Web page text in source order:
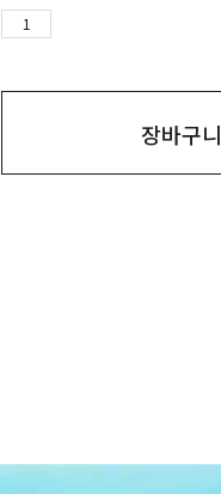
장바구니